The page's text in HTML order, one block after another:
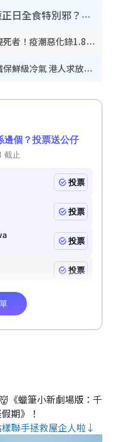
鬼門開2026｜農曆七月撞正日全食特別邪？專家警告切忌做一事！揭4大禁忌+2招保平安
奪命寄生蟲｜食生菜狂瀉首現死者！疫潮惡化錄1.8萬宗病例 揭洗菜3大謬誤
內地客歎港人唔識老！揭港鐵保鮮級冷氣 港人求放過：咪投訴
《蠟筆小新劇場版：千
期》！
聯手拯救屋企人啦↓